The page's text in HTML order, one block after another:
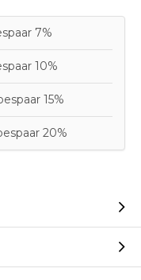
7%
10%
15%
20%